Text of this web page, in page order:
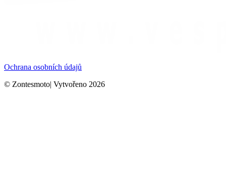
Ochrana osobních údajů
© Zontesmoto| Vytvořeno 2026